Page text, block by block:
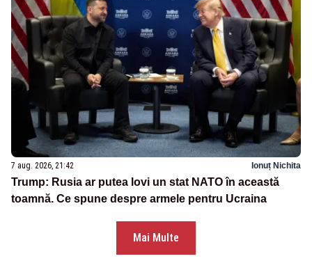
7 aug. 2026, 21:42 Ionuț Nichita
Trump: Rusia ar putea lovi un stat NATO în această
toamnă. Ce spune despre armele pentru Ucraina
Mai Multe